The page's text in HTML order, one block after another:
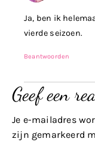
Ja, ben ik
vierde seizoen.
Beantwoorden
Geef een
Je e-mailadres
zijn gemarkeerd